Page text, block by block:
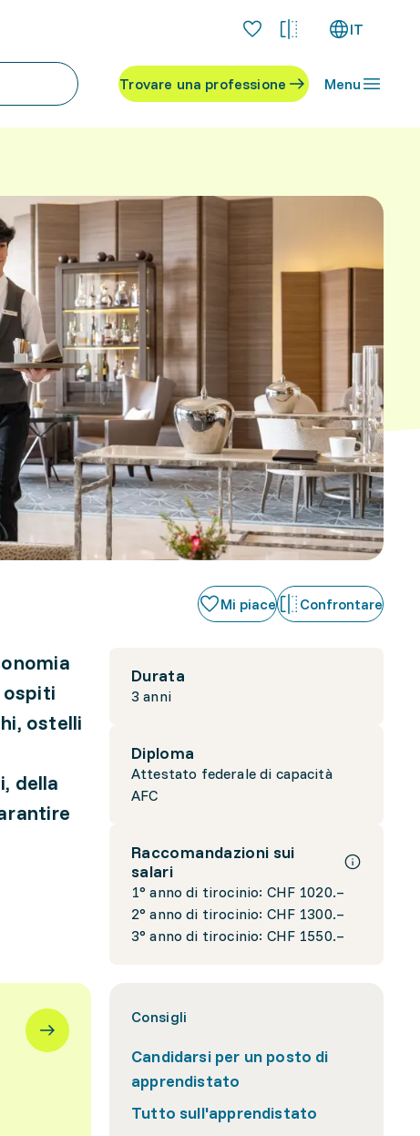
IT
Trovare una professione Menu
Mi piace Confrontare
Durata
3 anni
Diploma
Attestato federale di capacità
AFC
Raccomandazioni sui
salari
1° anno di tirocinio: CHF 1020.–
2° anno di tirocinio: CHF 1300.–
3° anno di tirocinio: CHF 1550.–
ospiti
ostelli
della
Consigli
Candidarsi per un posto di
apprendistato
Tutto sull'apprendistato